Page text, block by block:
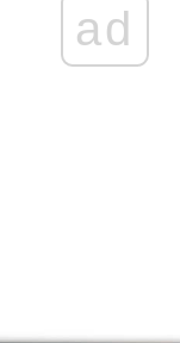
ad